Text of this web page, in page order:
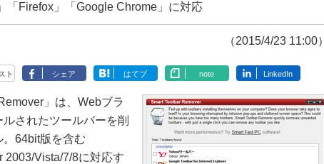
「Firefox」「Google Chrome」に対応
（2015/4/23 11:00）
ト シェア はてブ note LinkedIn
」は、Webブラ
されたツールバーを削
。64bit版を含む
2003/Vista/7/8に対応す